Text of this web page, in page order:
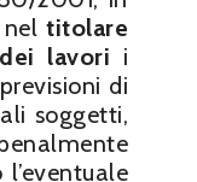
titolare
lavori i
di
soggetti,